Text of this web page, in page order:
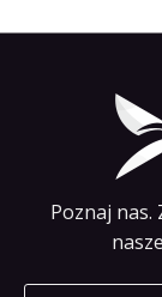
Poznaj nas.